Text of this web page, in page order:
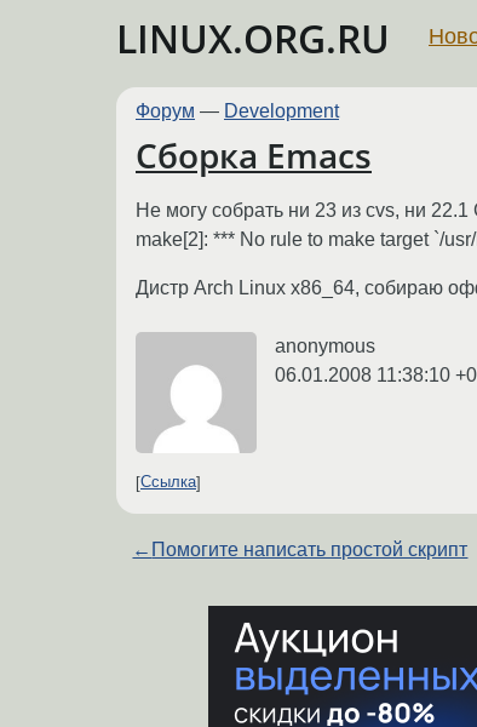
LINUX.ORG.RU
Форум — Development
Сборка Emacs
Не могу собрать ни 23 из cvs, ни
make[2]: *** No rule to make target `/
Дистр Arch Linux x86_64, собираю
anonymous
06.01.2008 11:38:10
Ссылка
← Помогите написать простой скрипт